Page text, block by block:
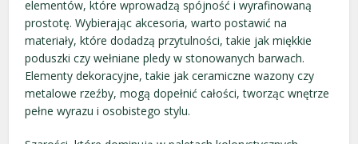
elementów, które wprowadzą spójność i wyrafinowaną
prostotę. Wybierając akcesoria, warto postawić na
materiały, które dodadzą przytulności, takie jak miękkie
poduszki czy wełniane pledy w stonowanych barwach.
Elementy dekoracyjne, takie jak ceramiczne wazony czy
metalowe rzeźby, mogą dopełnić całości, tworząc wnętrze
pełne wyrazu i osobistego stylu.